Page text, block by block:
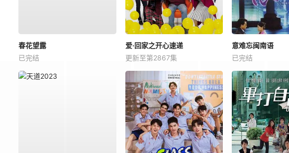
春花望露
已完结
爱·回家之开心速递
更新至第2867集
意难忘闽南语
已完结